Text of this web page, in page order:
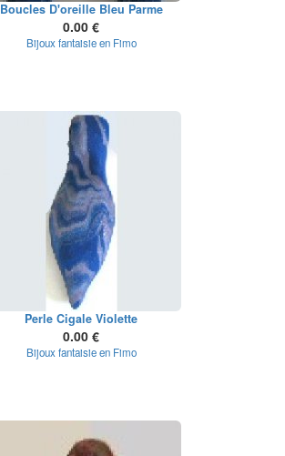
Boucles D'oreille Bleu Parme
0.00 €
Bijoux fantaisie en Fimo
Perle Cigale Violette
0.00 €
Bijoux fantaisie en Fimo